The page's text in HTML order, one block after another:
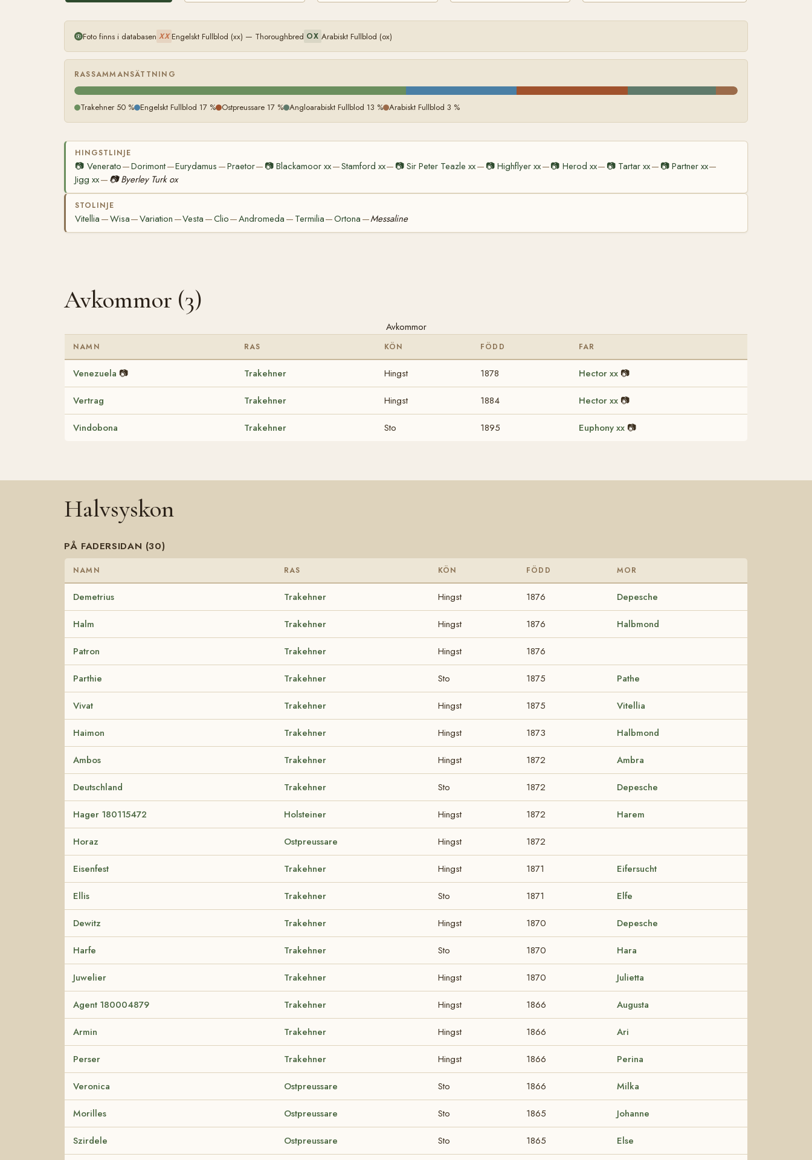
Foto finns i databasen XX Engelskt Fullblod (xx) — Thoroughbred OX Arabiskt Fullblod (ox)
RASSAMMANSÄTTNING
Trakehner 50 % Engelskt Fullblod 17 % Ostpreussare 17 % Angloarabiskt Fullblod 13 % Arabiskt Fullblod 3 %
HINGSTLINJE
📷 Venerato—Dorimont—Eurydamus —Praetor— 📷Blackamoor xx—Stamford xx— 📷Sir Peter Teazle xx— 📷Highflyer xx—📷 Herod xx— 📷 Tartar xx— 📷 Partner xx—
Jigg xx— 📷 Byerley Turk ox
STOLINJE
Vitellia —Wisa—Variation —Vesta —Clio—Andromeda — Termilia—Ortona —Messaline
Avkommor (3)
Avkommor
NAMN RAS KÖN FÖDD FAR
Venezuela 📷 Trakehner Hingst 1878 Hector xx 📷
Vertrag Trakehner Hingst 1884 Hector xx 📷
Vindobona Trakehner Sto 1895 Euphony xx 📷
Halvsyskon
PÅ FADERSIDAN (30)
NAMN RAS KÖN FÖDD MOR
Demetrius Trakehner Hingst 1876 Depesche
Halm Trakehner Hingst 1876 Halbmond
Patron Trakehner Hingst 1876
Parthie Trakehner Sto 1875 Pathe
Vivat Trakehner Hingst 1875 Vitellia
Haimon Trakehner Hingst 1873 Halbmond
Ambos Trakehner Hingst 1872 Ambra
Deutschland Trakehner Sto 1872 Depesche
Hager 180115472 Holsteiner Hingst 1872 Harem
Horaz Ostpreussare Hingst 1872
Eisenfest Trakehner Hingst 1871 Eifersucht
Ellis Trakehner Sto 1871 Elfe
Dewitz Trakehner Hingst 1870 Depesche
Harfe Trakehner Sto 1870 Hara
Juwelier Trakehner Hingst 1870 Julietta
Agent 180004879 Trakehner Hingst 1866 Augusta
Armin Trakehner Hingst 1866 Ari
Perser Trakehner Hingst 1866 Perina
Veronica Ostpreussare Sto 1866 Milka
Morilles Ostpreussare Sto 1865 Johanne
Szirdele Ostpreussare Sto 1865 Else